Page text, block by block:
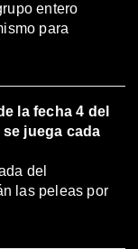
entero
para
la fecha 4 del
juega cada
del
las peleas por